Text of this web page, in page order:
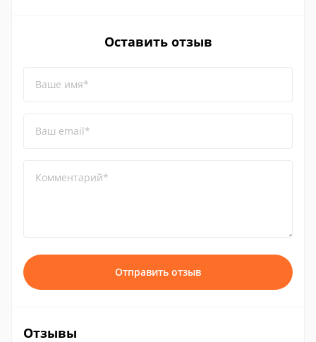
Оставить отзыв
Ваше имя*
Ваш email*
Комментарий*
Отправить отзыв
Отзывы